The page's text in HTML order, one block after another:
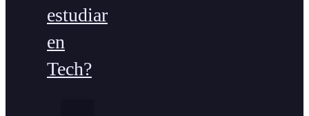
estudiar
en
Tech?